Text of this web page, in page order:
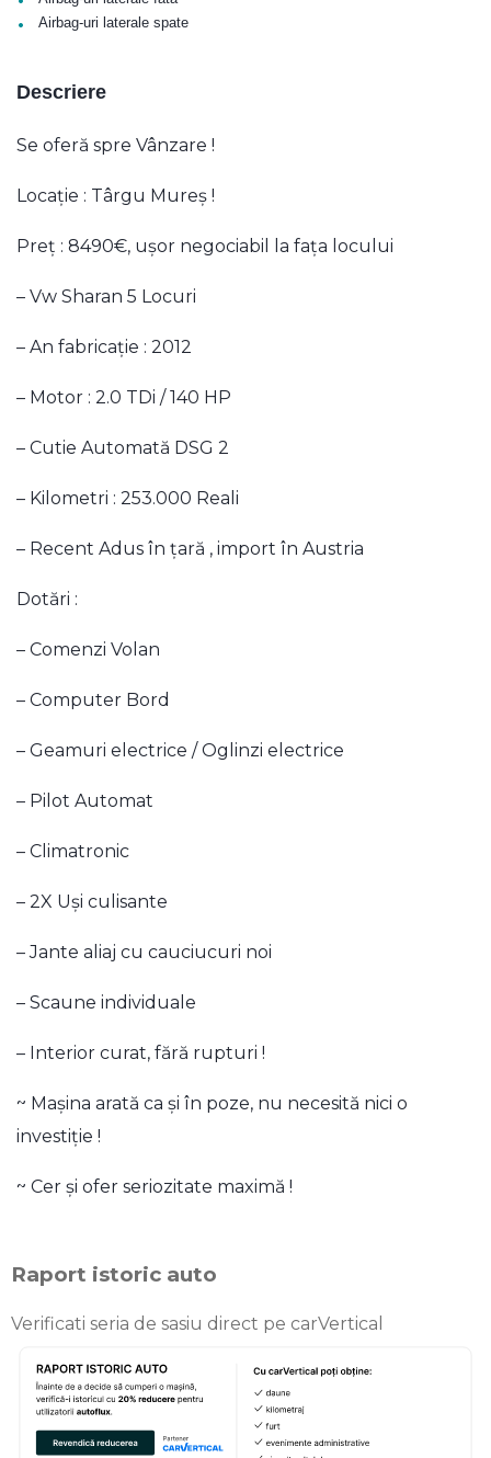
• Airbag-uri laterale spate
Descriere
Se oferă spre Vânzare !
Locație : Târgu Mureș !
Preț : 8490€, ușor negociabil la fața locului
– Vw Sharan 5 Locuri
– An fabricație : 2012
– Motor : 2.0 TDi / 140 HP
– Cutie Automată DSG 2
– Kilometri : 253.000 Reali
– Recent Adus în țară , import în Austria
Dotări :
– Comenzi Volan
– Computer Bord
– Geamuri electrice / Oglinzi electrice
– Pilot Automat
– Climatronic
– 2X Uși culisante
– Jante aliaj cu cauciucuri noi
– Scaune individuale
– Interior curat, fără rupturi !
~ Mașina arată ca și în poze, nu necesită nici o
investiție !
~ Cer și ofer seriozitate maximă !
Raport istoric auto
Verificati seria de sasiu direct pe carVertical